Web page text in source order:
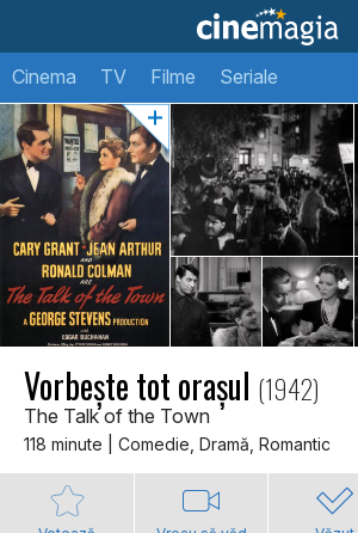
Cinema TV Filme Seriale
Vorbeşte tot oraşul (1942)
The Talk of the Town
118 minute | Comedie, Dramă, Romantic